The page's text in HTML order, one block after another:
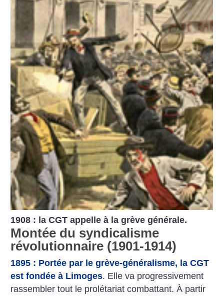
1908 : la CGT appelle à la grève générale.
Montée du syndicalisme
révolutionnaire (1901-1914)
1895 : Portée par le grève-généralisme, la CGT
est fondée à Limoges. Elle va progressivement
rassembler tout le prolétariat combattant. À partir